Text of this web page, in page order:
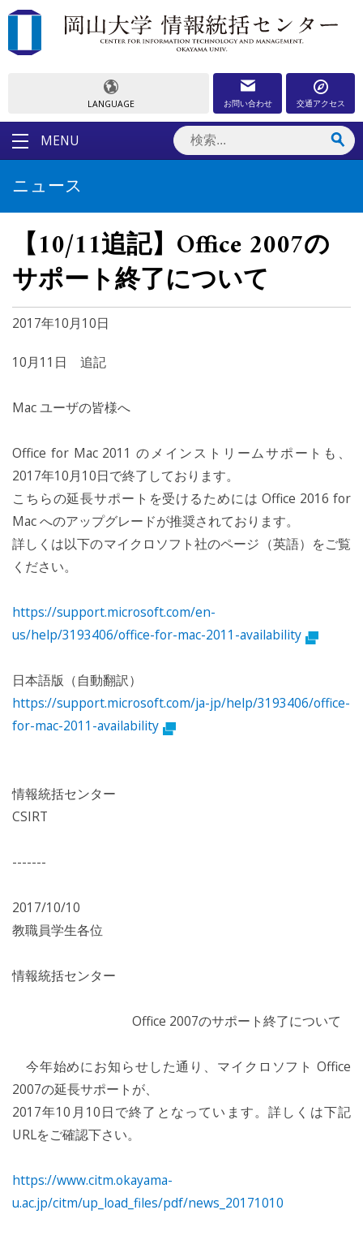
LANGUAGE お問い合わせ 交通アクセス
MENU
ニュース
【10/11追記】Office 2007の
サポート終了について
2017年10月10日
10月11日 追記
Mac ユーザの皆様へ
Office for Mac 2011 のメインストリームサポートも、
2017年10月10日で終了しております。
こちらの延長サポートを受けるためには Office 2016 for
Mac へのアップグレードが推奨されております。
詳しくは以下のマイクロソフト社のページ（英語）をご覧
ください。
https://support.microsoft.com/en-
us/help/3193406/office-for-mac-2011-availability
日本語版（自動翻訳）
https://support.microsoft.com/ja-jp/help/3193406/office-
for-mac-2011-availability
情報統括センター
CSIRT
-------
2017/10/10
教職員学生各位
情報統括センター
Office 2007のサポート終了について
今年始めにお知らせした通り、マイクロソフト Office
2007の延長サポートが、
2017年10月10日で終了となっています。詳しくは下記
URLをご確認下さい。
https://www.citm.okayama-
u.ac.jp/citm/up_load_files/pdf/news_20171010